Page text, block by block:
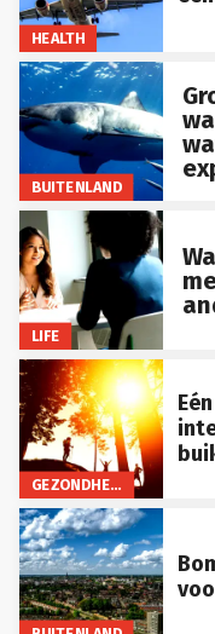
HEALTH
BUITENLAND
LIFE
GEZONDHEID
BUITENLAND